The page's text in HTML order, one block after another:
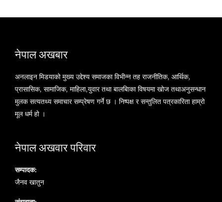
नेपाल अखबार
अनलाइन मिडयाको मुख्य उद्देश्य समाजका विभीन्न तह राजनीतिक, आर्थिक,
प्रासासिक, सामाजिक, माहिला,युवार तथा बालबािका विषयमा खोज तथाअनुसन्धान
मुलक सत्यतथ्य समाचार सम्प्रेषण गर्ने छ । निष्पक्ष र सन्तुलित पत्रकारिता हाम्रो
मूल धर्म हो ।
नेपाल अखवार परिवार
सम्पादक:
जैनव खातुन